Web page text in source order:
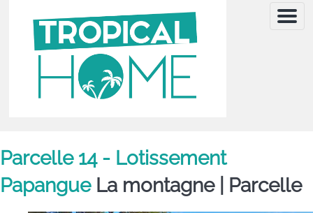
Menu
Parcelle 14 - Lotissement
Papangue La montagne | Parcelle